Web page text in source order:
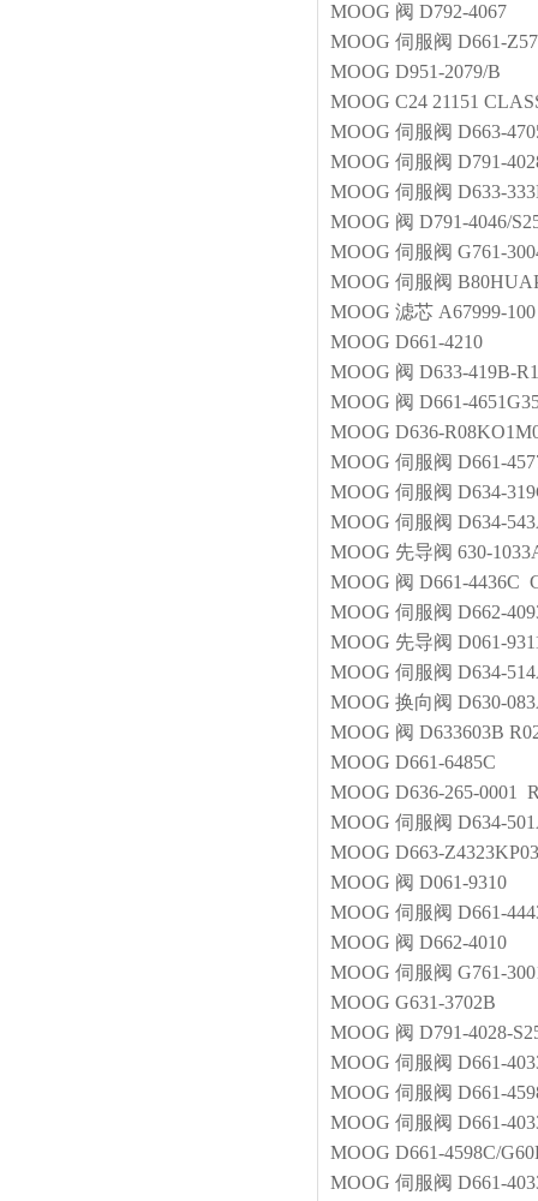
MOOG 阀 D792-4067
MOOG 伺服阀 D661-
MOOG D951-2079/B
MOOG C24 21151
MOOG 伺服阀 D663-
MOOG 伺服阀 D791-
MOOG 伺服阀 D633-
MOOG 阀 D791-4046/
MOOG 伺服阀 G761-
MOOG 伺服阀
MOOG 滤芯 A67999-100
MOOG D661-4210
MOOG 阀 D633-419B-
MOOG 阀 D661-
MOOG D636-
MOOG 伺服阀 D661-
MOOG 伺服阀 D634-
MOOG 伺服阀 D634-
MOOG 先导阀 630-
MOOG 阀 D661-4436C
MOOG 伺服阀 D662-
MOOG 先导阀 D061-
MOOG 伺服阀 D634-
MOOG 换向阀 D630-
MOOG 阀 D633603B
MOOG D661-6485C
MOOG D636-265-0001
MOOG 伺服阀 D634-
MOOG D663-
MOOG 阀 D061-9310
MOOG 伺服阀 D661-
MOOG 阀 D662-4010
MOOG 伺服阀 G761-
MOOG G631-3702B
MOOG 阀 D791-4028-
MOOG 伺服阀 D661-
MOOG 伺服阀 D661-
MOOG 伺服阀 D661-
MOOG D661-4598C/
MOOG 伺服阀 D661-